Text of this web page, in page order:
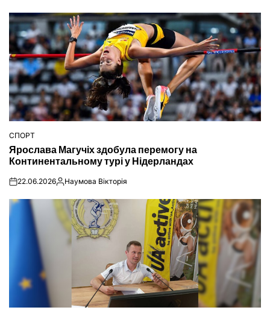
ОПУБЛІКУВАТИ
У
СПОРТ
Ярослава Магучіх здобула перемогу на
Континентальному турі у Нідерландах
on22.06.2026Опубліковано
Наумова Вікторія